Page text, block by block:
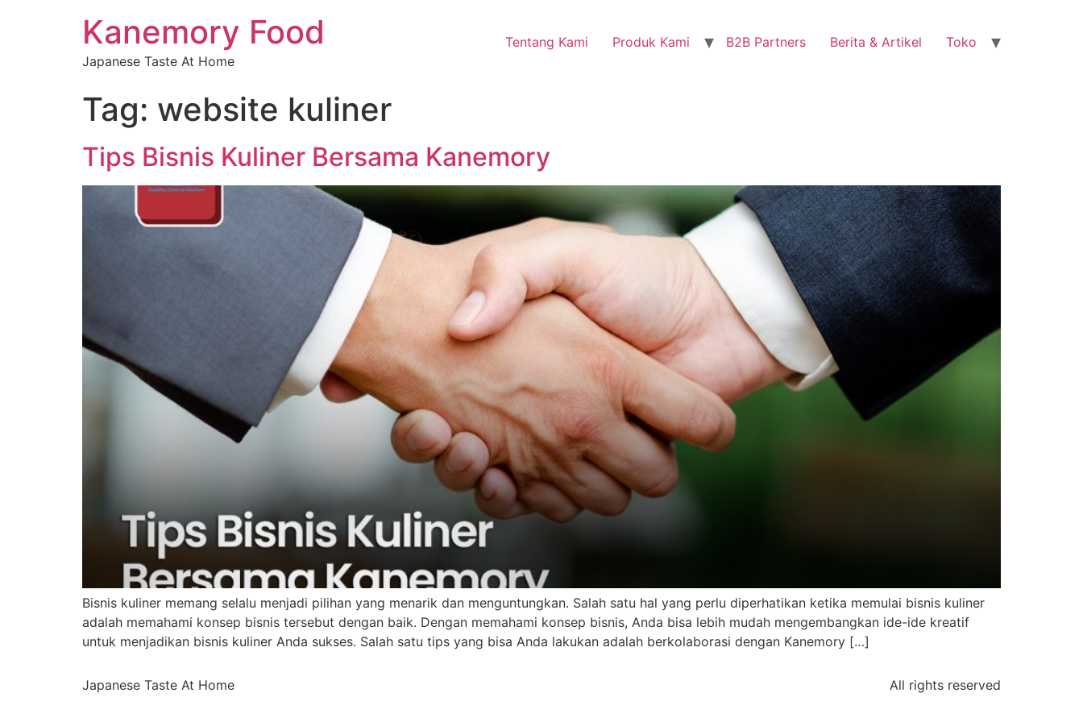
Kanemory Food
Japanese Taste At Home
Tentang Kami Produk Kami B2B Partners Berita & Artikel Toko
Tag: website kuliner
Tips Bisnis Kuliner Bersama Kanemory
Bisnis kuliner memang selalu menjadi pilihan yang menarik dan menguntungkan. Salah satu hal yang perlu diperhatikan ketika memulai bisnis kuliner
adalah memahami konsep bisnis tersebut dengan baik. Dengan memahami konsep bisnis, Anda bisa lebih mudah mengembangkan ide-ide kreatif
untuk menjadikan bisnis kuliner Anda sukses. Salah satu tips yang bisa Anda lakukan adalah berkolaborasi dengan Kanemory […]
Japanese Taste At Home All rights reserved